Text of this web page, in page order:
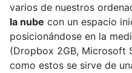
varios de nuestros
la nube con un espacio
posicionándose en la
(Dropbox 2GB, Microsoft
como estos se sirve de